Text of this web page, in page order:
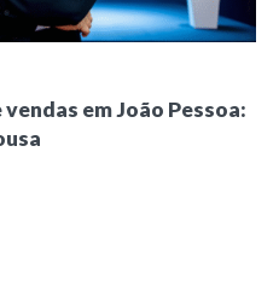
em João Pessoa: